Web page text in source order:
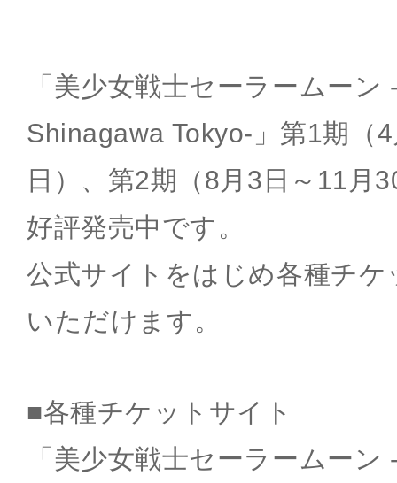
「美少女戦士セーラームー
Shinagawa Tokyo-」第1期（
日）、第2期（8月3日～11月
好評発売中です。
公式サイトをはじめ各種チ
いただけます。
■各種チケットサイト
「美少女戦士セーラームー